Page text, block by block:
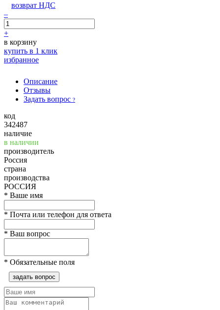
возврат НДС
–
+
в корзину
купить в 1 клик
избранное
Описание
Отзывы
Задать вопрос ?
код
342487
наличие
в наличии
производитель
Россия
страна
производства
РОССИЯ
* Ваше имя
* Почта или телефон для ответа
* Ваш вопрос
* Обязательные поля
задать вопрос